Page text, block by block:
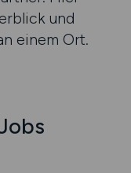
und
einem Ort.